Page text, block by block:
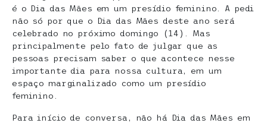
é o Dia das Mães em um presídio feminino. A pedi
não só por que o Dia das Mães deste ano será
celebrado no próximo domingo (14). Mas
principalmente pelo fato de julgar que as
pessoas precisam saber o que acontece nesse
importante dia para nossa cultura, em um
espaço marginalizado como um presídio
feminino.
Para início de conversa, não há Dia das Mães em